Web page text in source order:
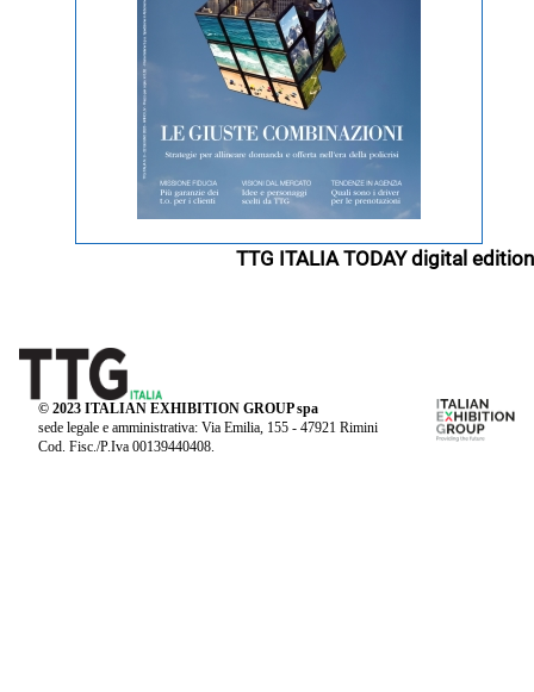
TTG ITALIA TODAY digital edition
© 2023 ITALIAN EXHIBITION GROUP spa
sede legale e amministrativa: Via Emilia, 155 - 47921 Rimini
Cod. Fisc./P.Iva 00139440408.